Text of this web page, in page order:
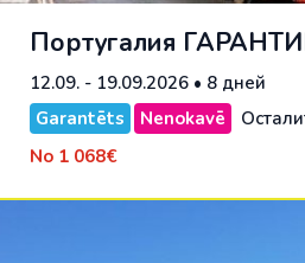
Португалия
12.09. - 19.09.2026 • 8 дней
Garantēts
Nenokavē
No 1 068€